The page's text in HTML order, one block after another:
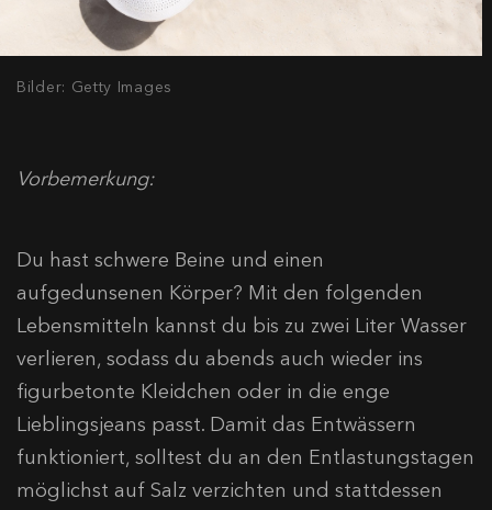
Bilder: Getty Images
Vorbemerkung:
Du hast schwere Beine und einen
aufgedunsenen Körper? Mit den folgenden
Lebensmitteln kannst du bis zu zwei Liter Wasser
verlieren, sodass du abends auch wieder ins
figurbetonte Kleidchen oder in die enge
Lieblingsjeans passt. Damit das Entwässern
funktioniert, solltest du an den Entlastungstagen
möglichst auf Salz verzichten und stattdessen